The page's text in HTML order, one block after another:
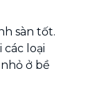
sàn tốt.
loại
ở bề